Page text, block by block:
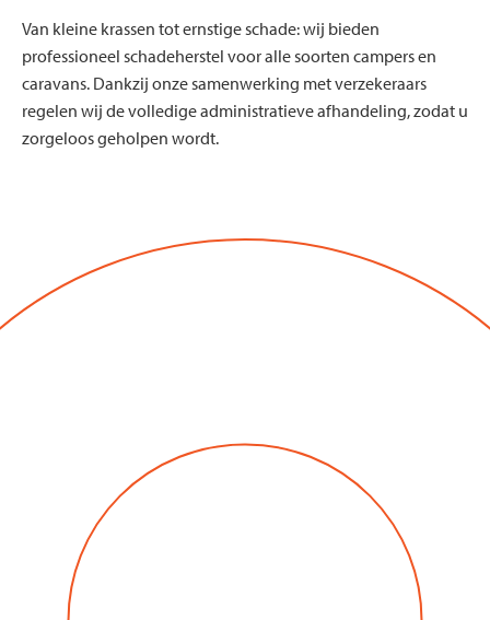
Van kleine krassen tot ernstige schade: wij bieden
professioneel schadeherstel voor alle soorten campers en
caravans. Dankzij onze samenwerking met verzekeraars
regelen wij de volledige administratieve afhandeling, zodat u
zorgeloos geholpen wordt.